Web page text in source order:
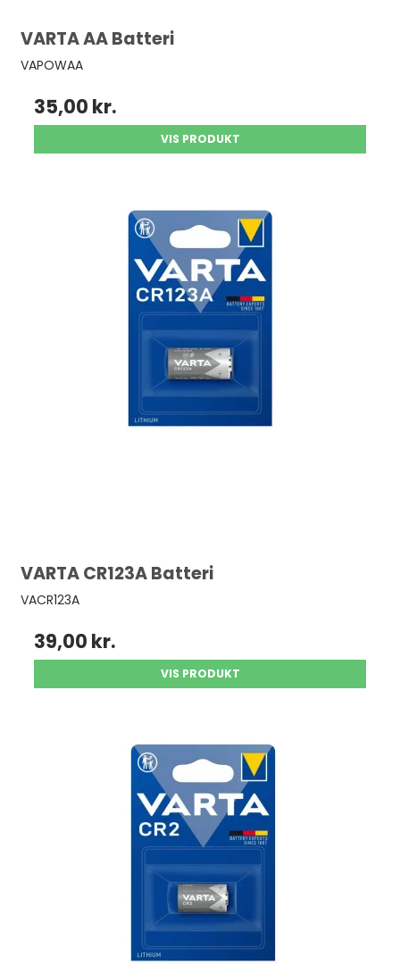
VARTA AA Batteri
VAPOWAA
35,00 kr.
VIS PRODUKT
VARTA CR123A Batteri
VACR123A
39,00 kr.
VIS PRODUKT